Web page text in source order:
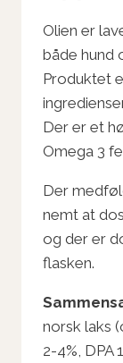
Olien er
både hund
Produktet
Der er et
Omega 3
Der
nemt at
og der er
flasken.
norsk laks
2-4%, DPA